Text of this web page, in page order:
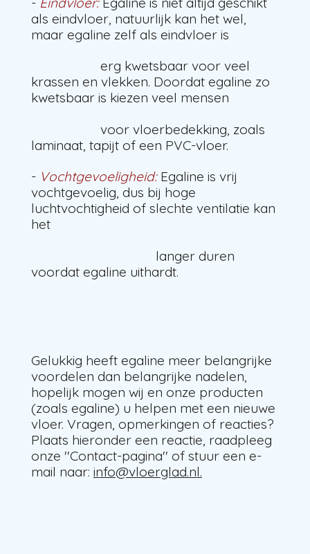
als eindvloer, natuurlijk kan het wel,
maar egaline zelf als eindvloer is
erg kwetsbaar voor veel
krassen en vlekken. Doordat egaline zo
kwetsbaar is kiezen veel mensen
voor vloerbedekking, zoals
laminaat, tapijt of een PVC-vloer.
- Vochtgevoeligheid: Egaline is vrij
vochtgevoelig, dus bij hoge
luchtvochtigheid of slechte ventilatie kan
het
langer duren
voordat egaline uithardt.
Gelukkig heeft egaline meer belangrijke
voordelen dan belangrijke nadelen,
hopelijk mogen wij en onze producten
(zoals egaline) u helpen met een nieuwe
vloer. Vragen, opmerkingen of reacties?
Plaats hieronder een reactie, raadpleeg
onze ''Contact-pagina'' of stuur een e-
mail naar: info@vloerglad.nl.